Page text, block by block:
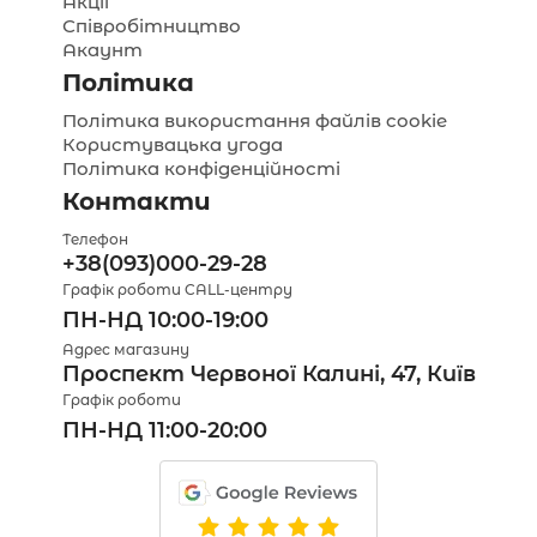
Співробітництво
Акаунт
Політика
Політика використання файлів cookie
Користувацька угода
Політика конфіденційності
Контакти
Телефон
+38(093)000-29-28
Графік роботи CALL-центру
ПН-НД 10:00-19:00
Адрес магазину
Проспект Червоної Калині, 47, Київ
Графік роботи
ПН-НД 11:00-20:00